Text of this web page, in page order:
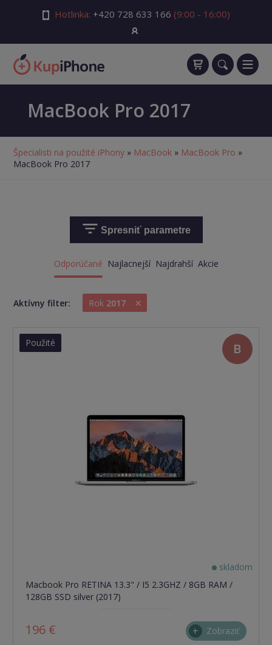
Hotlinka: +420 728 633 166 (9:00 - 16:00)
MacBook Pro 2017
Špecialisti na použité iPhony » MacBook » MacBook Pro »
MacBook Pro 2017
Spresniť parametre
Odporúčané Najlacnejší Najdrahší Akcie
Aktívny filter: Rok 2017 ×
Použité B
skladom
Macbook Pro RETINA 13.3" / I5 2.3GHZ / 8GB RAM /
128GB SSD silver (2017)
196 € Zobraziť